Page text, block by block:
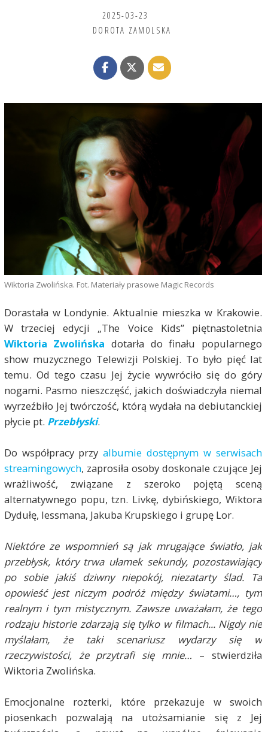
2025-03-23
DOROTA ZAMOLSKA
Wiktoria Zwolińska. Fot. Materiały prasowe Magic Records
Dorastała w Londynie. Aktualnie mieszka w Krakowie.
W trzeciej edycji „The Voice Kids” piętnastoletnia
Wiktoria Zwolińska dotarła do finału popularnego
show muzycznego Telewizji Polskiej. To było pięć lat
temu. Od tego czasu Jej życie wywróciło się do góry
nogami. Pasmo nieszczęść, jakich doświadczyła niemal
wyrzeźbiło Jej twórczość, którą wydała na debiutanckiej
płycie pt. Przebłyski.
Do współpracy przyalbumie dostępnym w serwisach
streamingowych, zaprosiła osoby doskonale czujące Jej
wrażliwość, związane z szeroko pojętą sceną
alternatywnego popu, tzn. Livkę, dybińskiego, Wiktora
Dydułę, lessmana, Jakuba Krupskiego i grupę Lor.
Niektóre ze wspomnień są jak mrugające światło, jak
przebłysk, który trwa ułamek sekundy, pozostawiający
po sobie jakiś dziwny niepokój, niezatarty ślad. Ta
opowieść jest niczym podróż między światami…, tym
realnym i tym mistycznym. Zawsze uważałam, że tego
rodzaju historie zdarzają się tylko w filmach... Nigdy nie
myślałam, że taki scenariusz wydarzy się w
rzeczywistości, że przytrafi się mnie… – stwierdziła
Wiktoria Zwolińska.
Emocjonalne rozterki, które przekazuje w swoich
piosenkach pozwalają na utożsamianie się z Jej